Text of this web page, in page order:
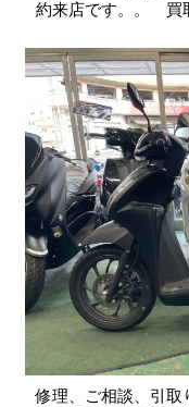
約来店です。。 買
修理、ご相談、引取